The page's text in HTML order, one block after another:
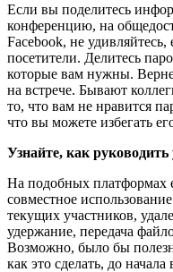
Если вы поделитесь
конференцию, на
Facebook, не
посетители. Делитесь
которые вам нужны.
на встрече. Бывают
то, что вам не нравится
что вы можете избегать
Узнайте, как
На подобных платформах
совместное
текущих участников,
удержание, передача
Возможно, было бы
как это сделать, до начала